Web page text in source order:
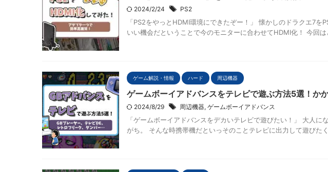
2024/2/24 PS2
「PS2をやっとHDMI環境にできたぞー！」 懐かしのドラクエ7を
いい機会だということで今のモニターに合わせてHDMI化！ 今回
ゲーム解説・情報 ハード 周辺機器
ゲームボーイアドバンスをテレビで遊ぶ方法5選！か
2024/8/29 周辺機器, ゲームボーイアドバンス
「ゲームボーイアドバンスをデカいテレビで遊びたい！」 大人
がち。 そんな時携帯機だといっそのことテレビに出力して遊びた